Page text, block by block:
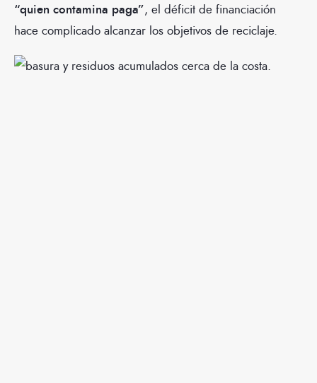
“quien contamina paga”, el déficit de financiación
hace complicado alcanzar los objetivos de reciclaje.